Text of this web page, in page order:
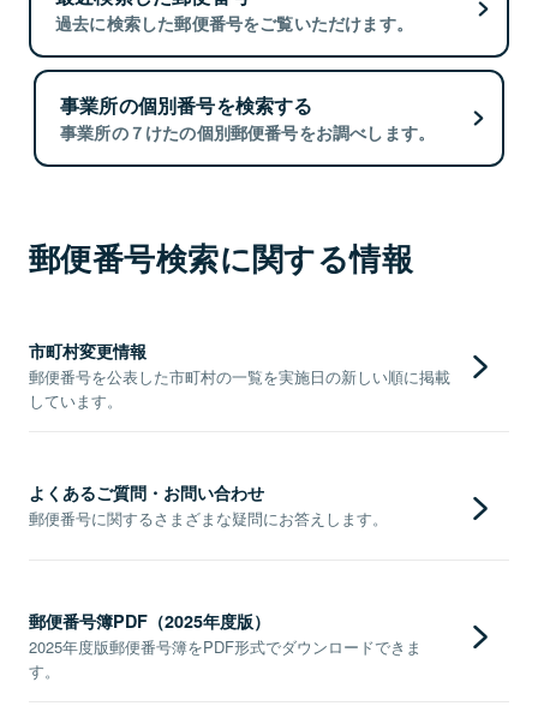
過去に検索した郵便番号をご覧いただけます。
事業所の個別番号を検索する
事業所の７けたの個別郵便番号をお調べします。
郵便番号検索に関する情報
市町村変更情報
郵便番号を公表した市町村の一覧を実施日の新しい順に掲載
しています。
よくあるご質問・お問い合わせ
郵便番号に関するさまざまな疑問にお答えします。
郵便番号簿PDF（2025年度版）
2025年度版郵便番号簿をPDF形式でダウンロードできま
す。